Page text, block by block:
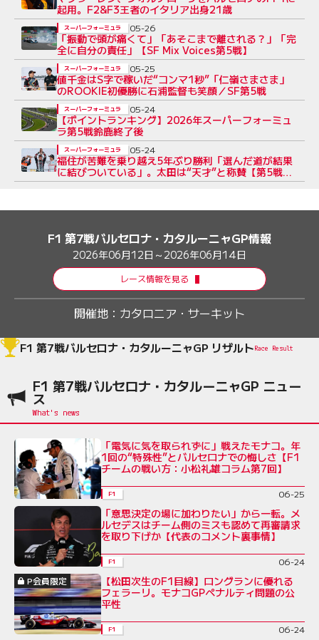
起用。F2&F3王者のイタリア出身21歳
「振動で頭が痛くて」「あそこまで離される？」「完
全に自分の責任」【SF Mix Voices第5戦】
スーパーフォーミュラ 05-26
値千金はS字で稼いだ“コンマ1秒”「仁嶺さまさま」
のROOKIE初優勝に石浦監督も笑顔／SF第5戦
スーパーフォーミュラ 05-25
【ポイントランキング】2026年スーパーフォーミュ
ラ第5戦鈴鹿終了後
スーパーフォーミュラ 05-24
福住が苦難を乗り越え5年ぶり勝利「選んだ道が結果
に結びついている」。太田は“天才”と称賛【第5戦鈴
鹿決勝会見】
スーパーフォーミュラ 05-24
F1 第7戦バルセロナ・カタルーニャGP情報
2026年06月12日～2026年06月14日
レース情報を見る
開催地： カタロニア・サーキット
F1 第7戦バルセロナ・カタルーニャGP リザルトRace Result
F1 第7戦バルセロナ・カタルーニャGP ニュー
ス
「電気に気を取られずに」戦えたモナコ。年
1回の“特殊性”とバルセロナでの悔しさ【F1
チームの戦い方：小松礼雄コラム第7回】
F1 06-25
「意思決定の場に加わりたい」から一転。メ
ルセデスはチーム側のミスも認めて再審請求
を取り下げか【代表のコメント裏事情】
F1
06-24
P会員限定
【松田次生のF1目線】ロングランに優れる
フェラーリ。モナコGPペナルティ問題の公
平性
F1 06-24